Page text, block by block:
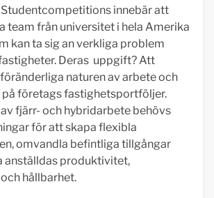
innebär att
team från universitet i hela Amerika
kan ta sig an verkliga problem
Deras uppgift? Att
naturen av arbete och
på företags fastighetsportföljer.
fjärr- och hybridarbete behövs
för att skapa flexibla
omvandla befintliga tillgångar
anställdas produktivitet,
hållbarhet.